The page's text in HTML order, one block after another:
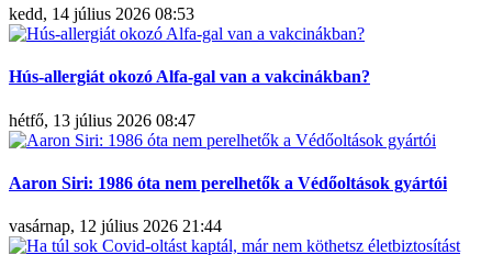
kedd, 14 július 2026 08:53
Hús-allergiát okozó Alfa-gal van a vakcinákban?
hétfő, 13 július 2026 08:47
Aaron Siri: 1986 óta nem perelhetők a Védőoltások gyártói
vasárnap, 12 július 2026 21:44